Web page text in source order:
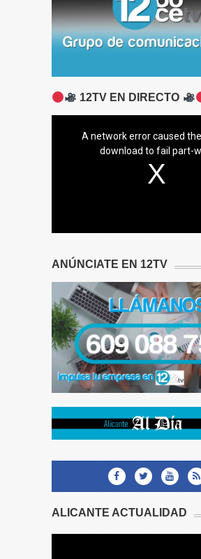
12TV EN DIRECTO
A network error caused
download to fail part-
ANÚNCIATE EN 12TV
ALICANTE ACTUALIDAD